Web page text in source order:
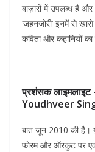
बाज़ारों में उपलब्ध है और
‘ज़हनजोरी’ इनमें से
कविता और कहानियों
प्रशंसक लाइमलाइट
Youdhveer
बात जून 2010 की है।
फोरम और ऑरकुट पर